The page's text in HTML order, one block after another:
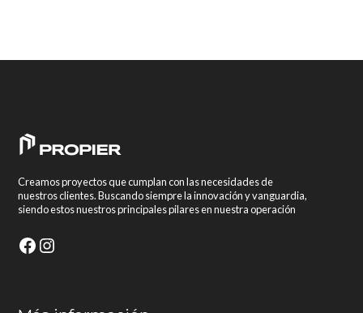
Creamos proyectos que cumplan con las necesidades de
nuestros clientes. Buscando siempre la innovación y vanguardia,
siendo estos nuestros principales pilares en nuestra operación
Facebook
Instagram